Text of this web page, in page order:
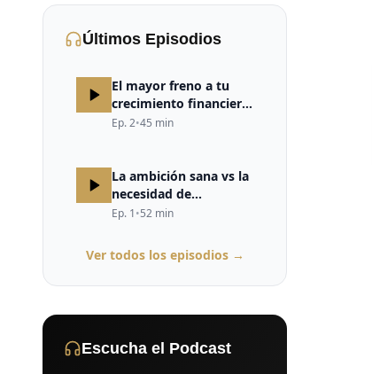
Últimos Episodios
El mayor freno a tu
crecimiento financiero
no está en el mercado,
oportunidades. Está en
tu cerebro.
Ep.2•45 min
La ambición sana vs la
necesidad de
validación
Ep. 1•52 min
Ver todos los episodios →
Escucha el Podcast